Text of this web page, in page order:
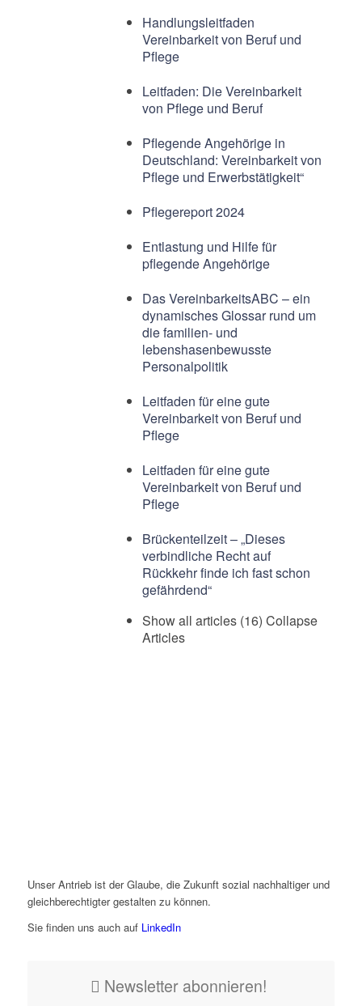
Handlungsleitfaden
Vereinbarkeit von Beruf und
Pflege
Leitfaden: Die Vereinbarkeit
von Pflege und Beruf
Pflegende Angehörige in
Deutschland: Vereinbarkeit von
Pflege und Erwerbstätigkeit“
Pflegereport 2024
Entlastung und Hilfe für
pflegende Angehörige
Das VereinbarkeitsABC – ein
dynamisches Glossar rund um
die familien- und
lebenshasenbewusste
Personalpolitik
Leitfaden für eine gute
Vereinbarkeit von Beruf und
Pflege
Leitfaden für eine gute
Vereinbarkeit von Beruf und
Pflege
Brückenteilzeit – „Dieses
verbindliche Recht auf
Rückkehr finde ich fast schon
gefährdend“
Show all articles (16) Collapse
Articles
Unser Antrieb ist der Glaube, die Zukunft sozial nachhaltiger und
gleichberechtigter gestalten zu können.
Sie finden uns auch aufLinkedIn
Newsletter abonnieren!